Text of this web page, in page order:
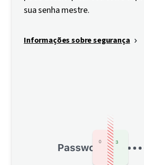
sua senha mestre.
Informações sobre segurança